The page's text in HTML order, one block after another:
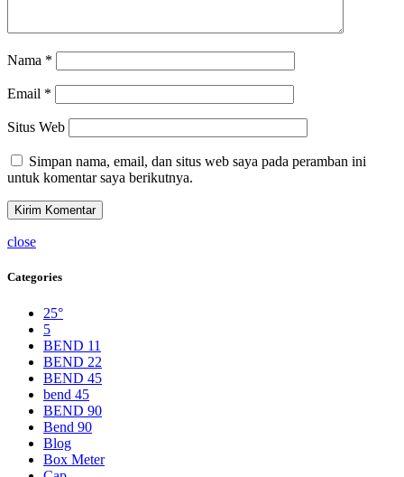
Nama *
Email *
Situs Web
Simpan nama, email, dan situs web saya pada peramban ini
untuk komentar saya berikutnya.
close
Categories
25°
5
BEND 11
BEND 22
BEND 45
bend 45
BEND 90
Bend 90
Blog
Box Meter